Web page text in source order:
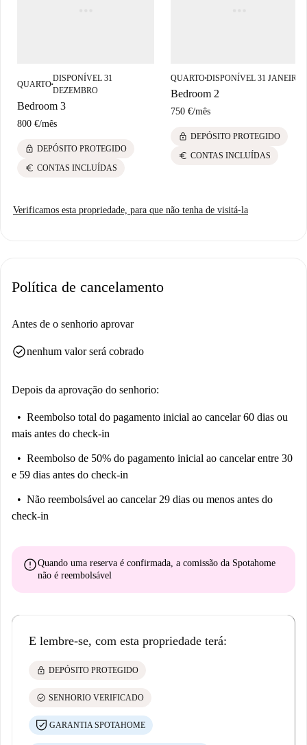
QUARTO■
DISPONÍVEL 31
DEZEMBRO
Bedroom 3
800 €/mês
lock DEPÓSITO PROTEGIDO
euro CONTAS INCLUÍDAS
QUARTO■DISPONÍVEL 31 JANEIRO
Bedroom 2
750 €/mês
lock DEPÓSITO PROTEGIDO
euro CONTAS INCLUÍDAS
Verificamos esta propriedade, para que não tenha de visitá-la
Política de cancelamento
Antes de o senhorio aprovar
check_circlenenhum valor será cobrado
Depois da aprovação do senhorio:
Reembolso total do pagamento inicial ao cancelar 60 dias ou
mais antes do check-in
Reembolso de 50% do pagamento inicial ao cancelar entre 30
e 59 dias antes do check-in
Não reembolsável ao cancelar 29 dias ou menos antes do
check-in
errorQuando uma reserva é confirmada, a comissão da Spotahome
não é reembolsável
E lembre-se, com esta propriedade terá:
lock DEPÓSITO PROTEGIDO
check_circle SENHORIO VERIFICADO
GARANTIA SPOTAHOME